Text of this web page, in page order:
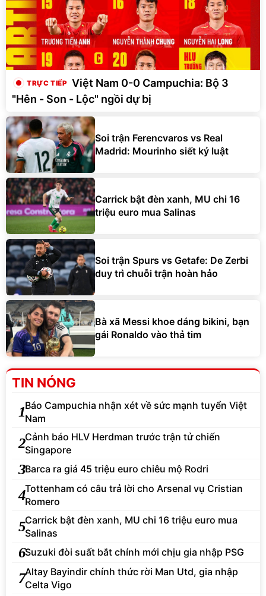
Việt Nam 0-0 Campuchia: Bộ 3
"Hên - Son - Lộc" ngồi dự bị
Soi trận Ferencvaros vs Real
Madrid: Mourinho siết kỷ luật
Carrick bật đèn xanh, MU chi 16
triệu euro mua Salinas
Soi trận Spurs vs Getafe: De Zerbi
duy trì chuỗi trận hoàn hảo
Bà xã Messi khoe dáng bikini, bạn
gái Ronaldo vào thả tim
TIN NÓNG
1Báo Campuchia nhận xét về sức mạnh tuyển Việt
Nam
2Cảnh báo HLV Herdman trước trận tử chiến
Singapore
3Barca ra giá 45 triệu euro chiêu mộ Rodri
4Tottenham có câu trả lời cho Arsenal vụ Cristian
Romero
5Carrick bật đèn xanh, MU chi 16 triệu euro mua
Salinas
6Suzuki đòi suất bắt chính mới chịu gia nhập PSG
7Altay Bayindir chính thức rời Man Utd, gia nhập
Celta Vigo